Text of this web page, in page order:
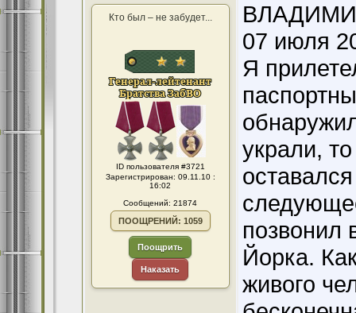
Кто был – не забудет...
ID пользователя #3721
Зарегистрирован: 09.11.10 :
16:02
Сообщений: 21874
ПООЩРЕНИЙ: 1059
Поощрить
Наказать
07 июля
Я
украли,
позвонил
Йорка.
живого